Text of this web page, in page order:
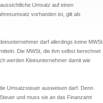
Umsatz auf einen
vorhanden ist, gilt als
darf allerdings keine MWSt
Die MWSt, die ihm selbst berechnet
werden Kleinunternehmer damit wie
Umsatzsteuer ausweisen darf. Denn
und muss sie an das Finanzamt